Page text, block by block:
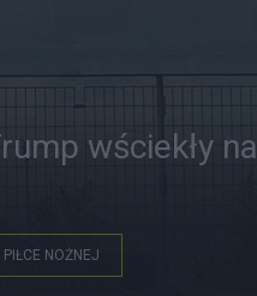
wściekły na
NOŻNEJ